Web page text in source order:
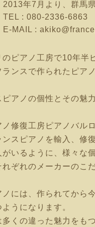
2013年7月より、群馬
TEL : 080-2336-6863
E-MAIL :
ピアノ工房で10年半
ンスで作られたピア
アノの個性とその魅
修復工房ピアノバル
スピアノを輸入、修
いるように、様々な
ぞれのメーカーのこ
には、作られてから
うになります。
くの違った魅力をも